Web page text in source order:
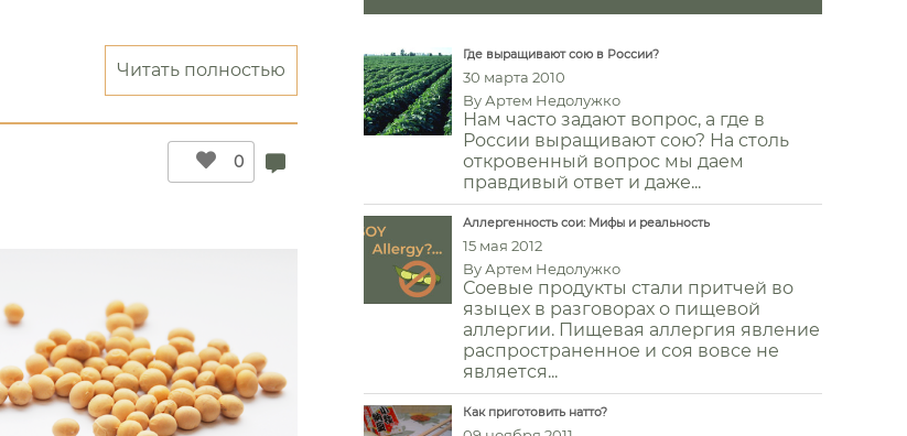
Читать полностью “Вкусная
еда
или
широко
используют
0
Где выращивают сою в России?
30 марта 2010
By Артем Недолужко
Нам часто задают вопрос, а где в
России выращивают сою? На столь
откровенный вопрос мы даем
правдивый ответ и даже...
Аллергенность сои: Мифы и реальность
15 мая 2012
By Артем Недолужко
Соевые продукты стали притчей во
языцех в разговорах о пищевой
аллергии. Пищевая аллергия явление
распространенное и соя вовсе не
является...
Как приготовить натто?